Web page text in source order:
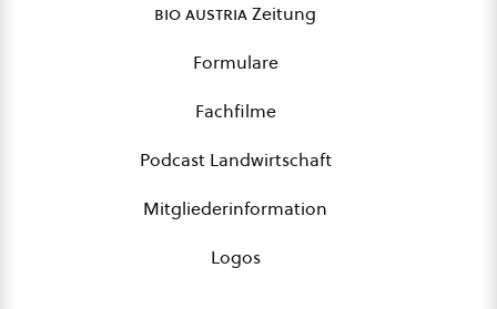
bio austriaZeitung
Formulare
Fachfilme
Podcast Landwirtschaft
Mitgliederinformation
Logos